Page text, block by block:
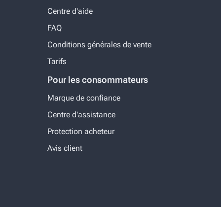
Centre d'aide
FAQ
Conditions générales de vente
Tarifs
Pour les consommateurs
Marque de confiance
Centre d'assistance
Protection acheteur
Avis client